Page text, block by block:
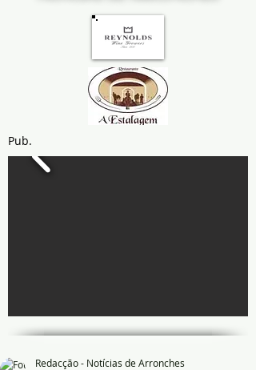
Pub.
Redacção - Notícias de Arronches